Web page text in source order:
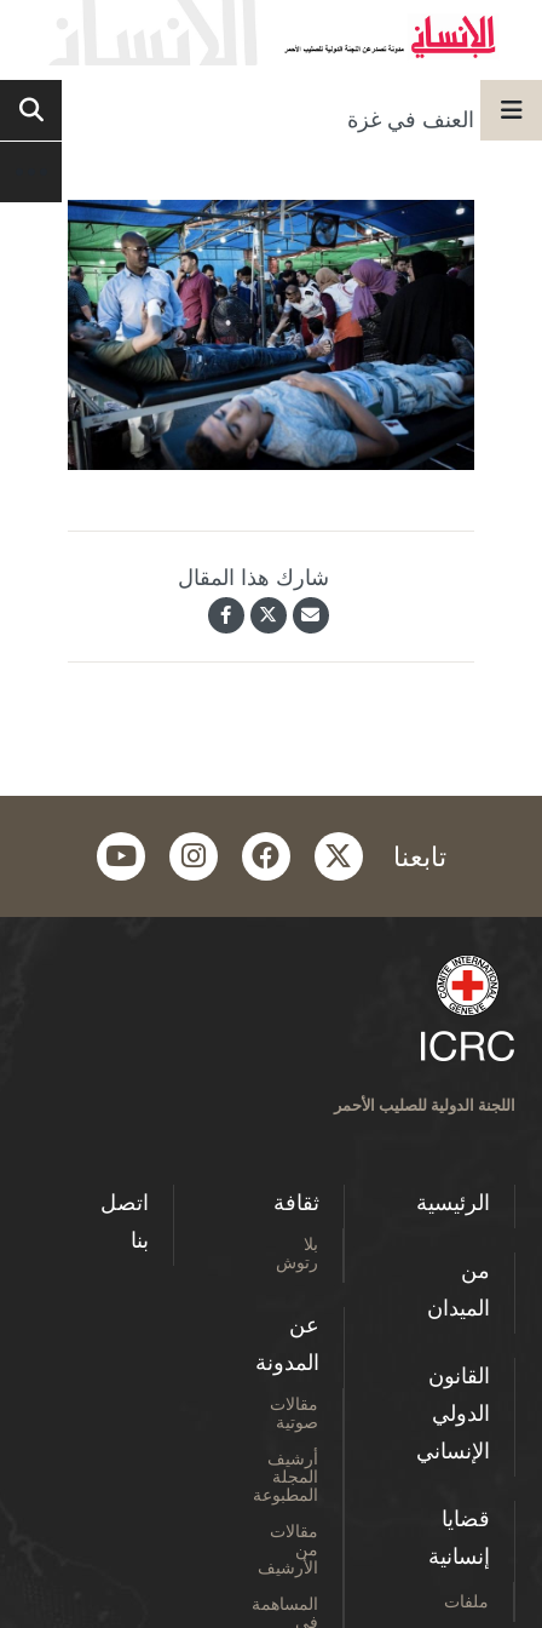
العنف في غزة
شارك هذا المقال
تابعنا twitter
facebook
instagram
youtube
اللجنة الدولية للصليب الأحمر
الرئيسية
من
الميدان
القانون
الدولي
الإنساني
قضايا
إنسانية
ملفات
ثقافة
بلا
رتوش
عن
المدونة
مقالات
صوتية
أرشيف
المجلة
المطبوعة
مقالات
من
الأرشيف
المساهمة
في
اتصل
بنا